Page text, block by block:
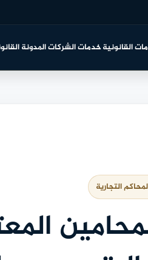
القانونيةخدمات الشركاتالمدونة
التجارية